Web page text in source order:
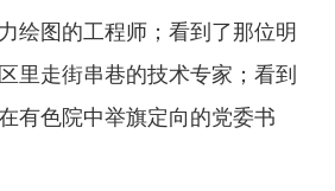
绘图的工程师；看到了那位明
里走街串巷的技术专家；看到
有色院中举旗定向的党委书